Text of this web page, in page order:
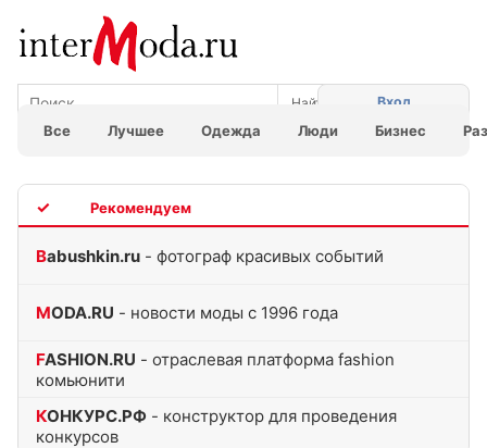
Все Лучшее Одежда Люди Бизнес
Вход
Babushkin.ru - фотограф красивых событий
MODA.RU - новости моды с 1996 года
FASHION.RU - отраслевая платформа fashion
комьюнити
КОНКУРС.РФ - конструктор для проведения
конкурсов